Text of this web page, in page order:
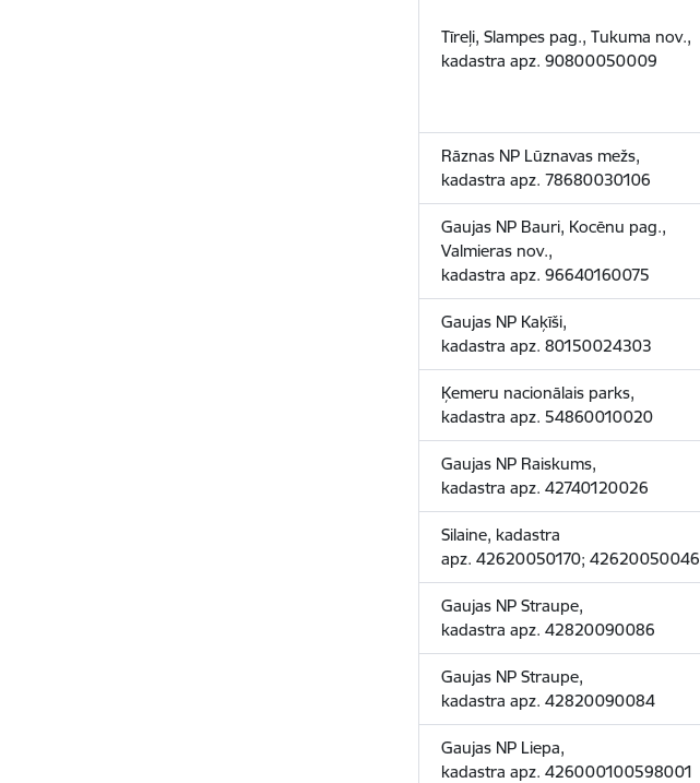
Tīreļi, Slampes pag., Tukuma nov.,
kadastra apz. 90800050009
Rāznas NP Lūznavas mežs,
kadastra apz. 78680030106
Gaujas NP Bauri, Kocēnu pag.,
Valmieras nov.,
kadastra apz. 96640160075
Gaujas NP Kaķīši,
kadastra apz. 80150024303
Ķemeru nacionālais parks,
kadastra apz. 54860010020
Gaujas NP Raiskums,
kadastra apz. 42740120026
Silaine, kadastra
apz. 42620050170; 42620050046
Gaujas NP Straupe,
kadastra apz. 42820090086
Gaujas NP Straupe,
kadastra apz. 42820090084
Gaujas NP Liepa,
kadastra apz. 426000100598001